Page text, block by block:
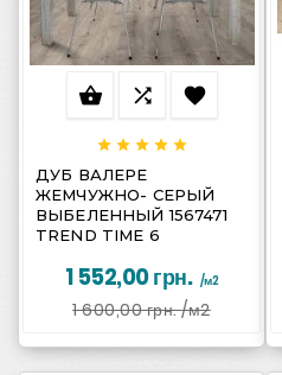
  
    
ДУБ ВАЛЕРЕ
ЖЕМЧУЖНО- СЕРЫЙ
ВЫБЕЛЕННЫЙ 1567471
TREND TIME 6
1 552,00 грн. /м2
1 600,00 грн./м2